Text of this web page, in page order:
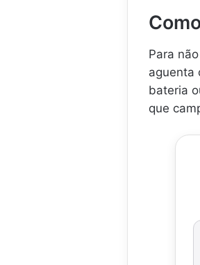
Para
aguenta
bateria
que